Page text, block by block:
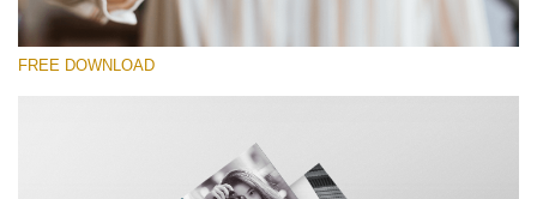
Por favor seleccione
FREE DOWNLOAD